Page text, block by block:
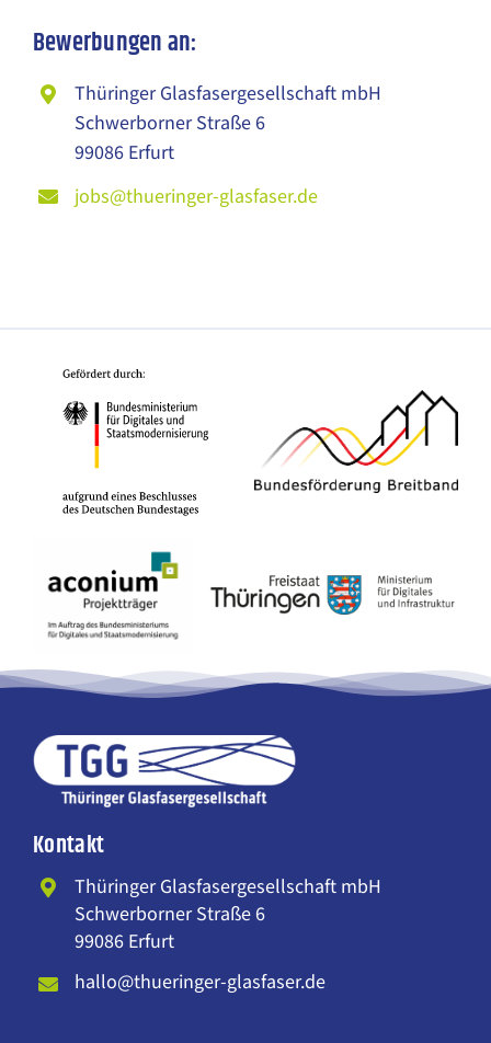
Bewerbungen an:
Thüringer Glasfasergesellschaft mbH
Schwerborner Straße 6
99086 Erfurt
jobs@thueringer-glasfaser.de
Kontakt
Thüringer Glasfasergesellschaft mbH
Schwerborner Straße 6
99086 Erfurt
hallo@thueringer-glasfaser.de